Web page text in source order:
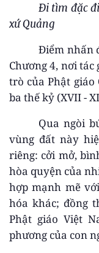
Đi tìm đặc
xứ Quảng
Điểm nhấn
Chương 4, nơi
trò của Phật giáo
ba thế kỷ (XVII -
Qua ngòi
vùng đất này
riêng: cởi mở,
hòa quyện của
hợp mạnh mẽ
hóa khác; đồng
Phật giáo Việt
phương của con